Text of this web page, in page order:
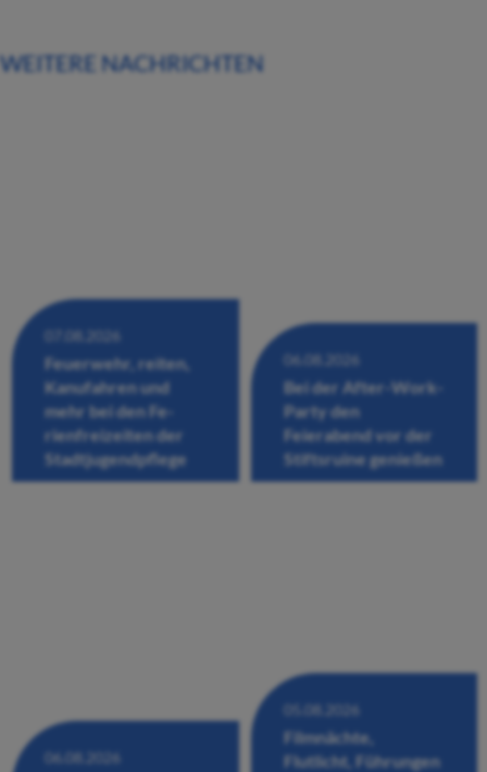
WEITERE NACHRICHTEN
07.08.2026
Feuerwehr, reiten,
Kanufahren und
mehr bei den Fe-
rienfreizeiten der
Stadtjugendpflege
06.08.2026
Bei der After-Work-
Party den
Feierabend vor der
Stiftsruine genießen
06.08.2026
05.08.2026
Filmnächte,
Flutlicht, Führungen